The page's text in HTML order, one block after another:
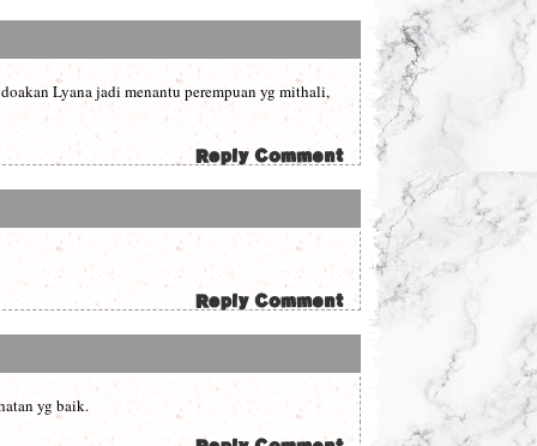
Lyana jadi menantu perempuan yg mithali,
yg baik.